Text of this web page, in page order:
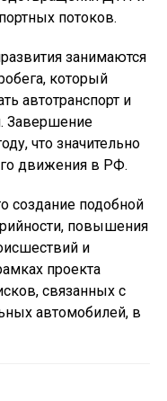
потоков.
занимаются
который
автотранспорт и
Завершение
что значительно
движения в РФ.
создание подобной
повышения
и
проекта
связанных с
автомобилей, в